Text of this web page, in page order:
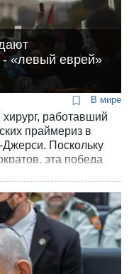
- «левый еврей»
В мире
работавший
праймериз в
Поскольку
эта победа
Греггом